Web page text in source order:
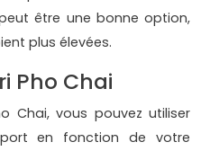
être une bonne option,
plus élevées.
Pho Chai
Chai, vous pouvez utiliser
en fonction de votre